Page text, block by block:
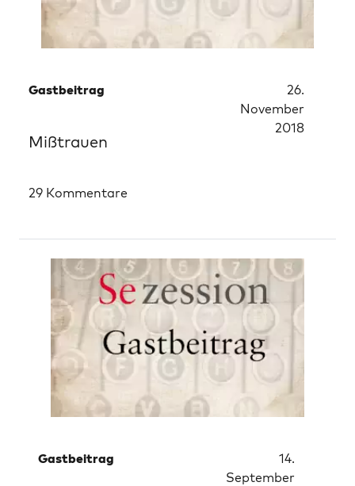
Gastbeitrag
26.
November
2018
Mißtrauen
29 Kommentare
Gastbeitrag
14.
September